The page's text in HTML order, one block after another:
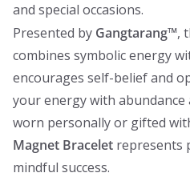
and special occasions.
Presented by Gangtarang™,
combines symbolic energy
encourages self-belief and
your energy with
worn personally or gifted
Magnet Bracelet represents
mindful success.